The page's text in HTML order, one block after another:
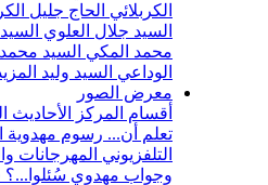
الكربلائي الحاج جليل
السيد جلال العلوي
محمد المكي السيد
الوداعي السيد وليد
معرض الصور
أقسام المركز
الأحاديث
تعلم أن... رسوم مهدوية
التلفزيوني المهرجانات
وجواب مهدوي سُئلوا...؟